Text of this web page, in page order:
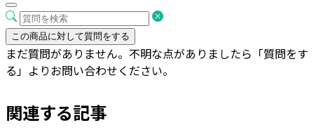
この商品に対して質問をする
まだ質問がありません。不明な点がありましたら「質問をす
る」よりお問い合わせください。
関連する記事